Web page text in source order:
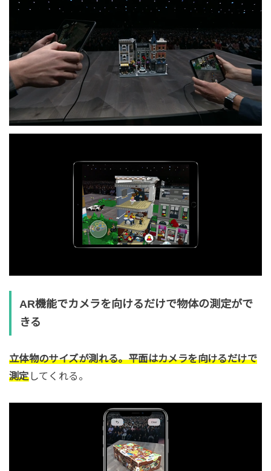
AR機能でカメラを向けるだけで物体の測定がで
きる
立体物のサイズが測れる。平面はカメラを向けるだけで
測定してくれる。